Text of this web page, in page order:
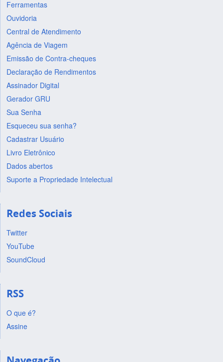
Ferramentas
Ouvidoria
Central de Atendimento
Agência de Viagem
Emissão de Contra-cheques
Declaração de Rendimentos
Assinador Digital
Gerador GRU
Sua Senha
Esqueceu sua senha?
Cadastrar Usuário
Livro Eletrônico
Dados abertos
Suporte a Propriedade Intelectual
Redes Sociais
Twitter
YouTube
SoundCloud
RSS
O que é?
Assine